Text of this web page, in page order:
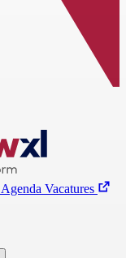
Agenda Vacatures